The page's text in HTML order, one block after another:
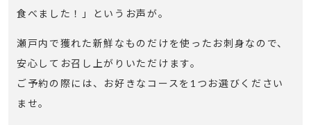
食べました！」というお声が。
瀬戸内で獲れた新鮮なものだけを使ったお刺身なので、
安心してお召し上がりいただけます。
ご予約の際には、お好きなコースを1つお選びください
ませ。